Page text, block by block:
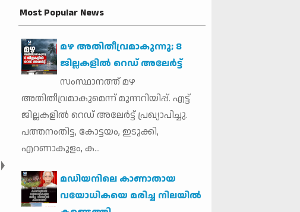
Most Popular News
മഴ അതിതീവ്രമാകുന്നു; 8
ജില്ലകളില്‍ റെഡ് അലേർട്ട്
സംസ്ഥാനത്ത് മഴ
അതിതീവ്രമാകുമെന്ന് മുന്നറിയിപ്പ്. എട്ട്
ജില്ലകളില്‍ റെഡ് അലേര്‍ട്ട് പ്രഖ്യാപിച്ചു.
പത്തനംതിട്ട, കോട്ടയം, ഇടുക്കി,
എറണാകുളം, ക...
മഡിയനിലെ കാണാതായ
വയോധികയെ മരിച്ച നിലയില്‍